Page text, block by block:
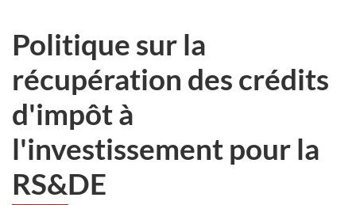
Politique sur la
récupération des crédits
d'impôt à
l'investissement pour la
RS&DE